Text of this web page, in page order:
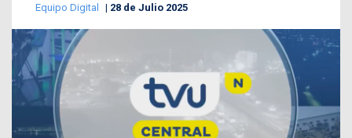
Equipo Digital 28 de Julio 2025